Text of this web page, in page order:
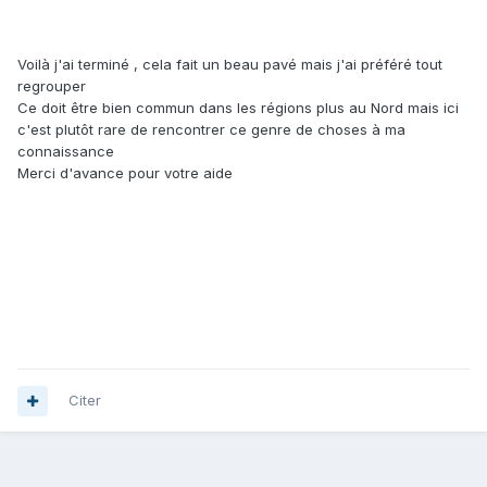
Voilà j'ai terminé , cela fait un beau pavé mais j'ai préféré tout
regrouper
Ce doit être bien commun dans les régions plus au Nord mais ici
c'est plutôt rare de rencontrer ce genre de choses à ma
connaissance
Merci d'avance pour votre aide
Citer